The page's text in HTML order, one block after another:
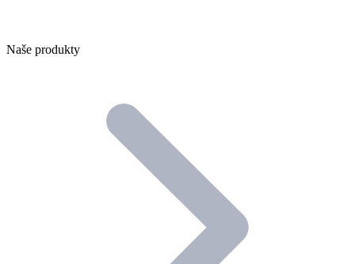
Naše produkty